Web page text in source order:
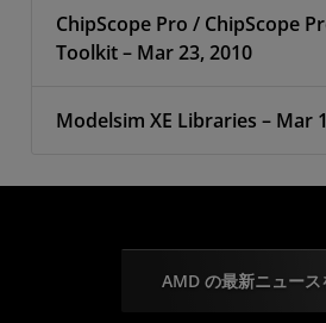
ChipScope Pro / ChipScope
Toolkit – Mar 23, 2010
Modelsim XE Libraries – Mar
AMD の最新ニュース